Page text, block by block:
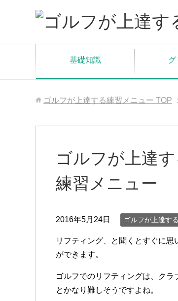
基礎知識 グ
ゴルフが上達する練習メニュー TOP
ゴルフが上達
練習メニュー
2016年5月24日 ゴルフが上達す
リフティング、と聞くとすぐに
ができます。
ゴルフでのリフティングは、ク
とかなり難しそうですよね。